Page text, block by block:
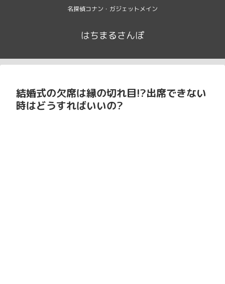
名探偵コナン・ガジェットメイン
はちまるさんぽ
結婚式の欠席は縁の切れ目!?出席できない
時はどうすればいいの?